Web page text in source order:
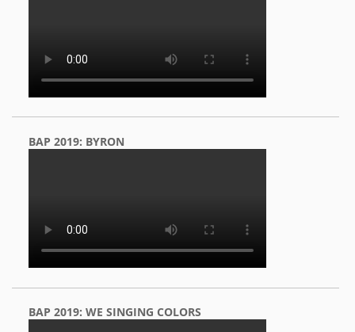
BAP 2019: BYRON
BAP 2019: WE SINGING COLORS